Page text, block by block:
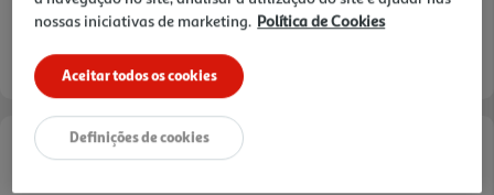
verificar stock em loja >
Entrega estimada entre11/08/2026 e 12/08/2026
Características
nossas iniciativas de marketing. Política de Cookies
Aceitar todos os cookies
Definições de cookies